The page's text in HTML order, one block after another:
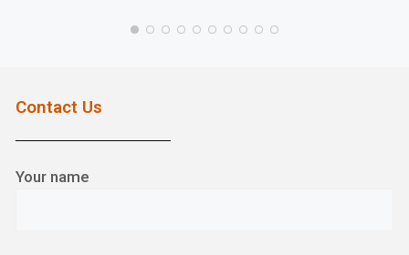
Contact Us
Your name